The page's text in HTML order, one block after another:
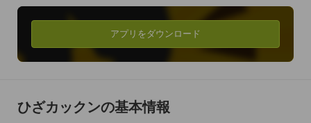
アプリをダウンロード
ひざカックンの基本情報